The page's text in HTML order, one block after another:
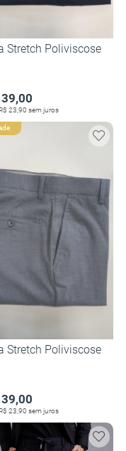
Stretch Poliviscose
23,90 sem juros
Stretch Poliviscose
23,90 sem juros